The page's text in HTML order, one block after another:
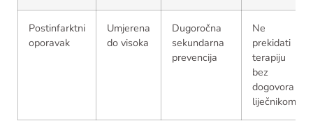
Postinfarktni
oporavak
Umjerena
do visoka
Dugoročna
sekundarna
prevencija
Ne
prekidati
terapiju
bez
dogovora s
liječnikom